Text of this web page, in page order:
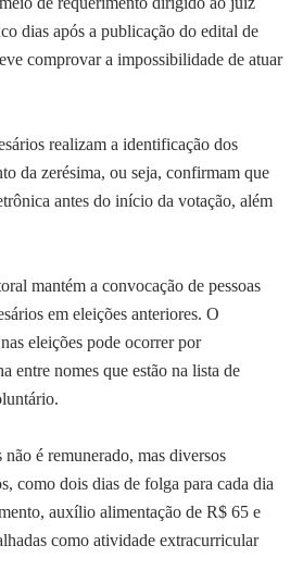
dias após a publicação do edital de
comprovar a impossibilidade de atuar
realizam a identificação dos
da zerésima, ou seja, confirmam que
antes do início da votação, além
mantém a convocação de pessoas
em eleições anteriores. O
eleições pode ocorrer por
entre nomes que estão na lista de
é remunerado, mas diversos
como dois dias de folga para cada dia
auxílio alimentação de R$ 65 e
como atividade extracurricular